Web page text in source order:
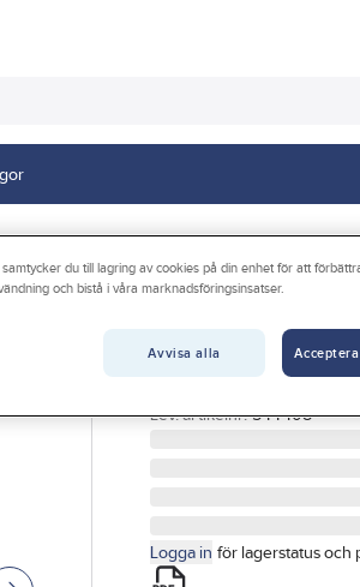
KABELUPPRULLARE
Lev. artikelnr: 544408
Logga in för lagerstatus och
du till lagring av cookies på din enhet för att
och bistå i våra marknadsföringsinsatser.
Avvisa alla